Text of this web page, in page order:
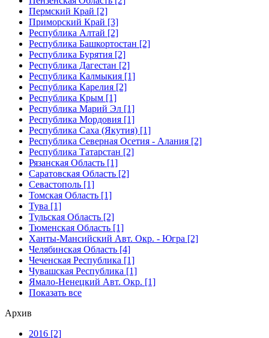
Пермский Край [2]
Приморский Край [3]
Республика Алтай [2]
Республика Башкортостан [2]
Республика Бурятия [2]
Республика Дагестан [2]
Республика Калмыкия [1]
Республика Карелия [2]
Республика Крым [1]
Республика Марий Эл [1]
Республика Мордовия [1]
Республика Саха (Якутия) [1]
Республика Северная Осетия - Алания [2]
Республика Татарстан [2]
Рязанская Область [1]
Саратовская Область [2]
Севастополь [1]
Томская Область [1]
Тува [1]
Тульская Область [2]
Тюменская Область [1]
Ханты-Мансийский Авт. Окр. - Югра [2]
Челябинская Область [4]
Чеченская Республика [1]
Чувашская Республика [1]
Ямало-Ненецкий Авт. Окр. [1]
Показать все
Архив
2016 [2]